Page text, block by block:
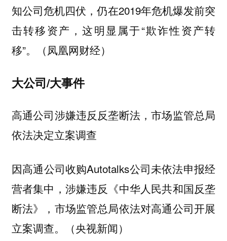
知公司危机四伏，仍在2019年危机爆发前突
击转移资产，这明显属于“欺诈性资产转
移”。（凤凰网财经）
大公司/大事件
高通公司涉嫌违反反垄断法，市场监管总局
依法决定立案调查
因高通公司收购Autotalks公司未依法申报经
营者集中，涉嫌违反《中华人民共和国反垄
断法》，市场监管总局依法对高通公司开展
立案调查。（央视新闻）